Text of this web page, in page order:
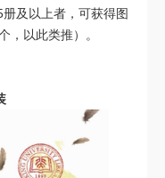
册及以上者，可获得图
，以此类推）。